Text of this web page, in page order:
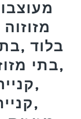
בלוד
,בתי